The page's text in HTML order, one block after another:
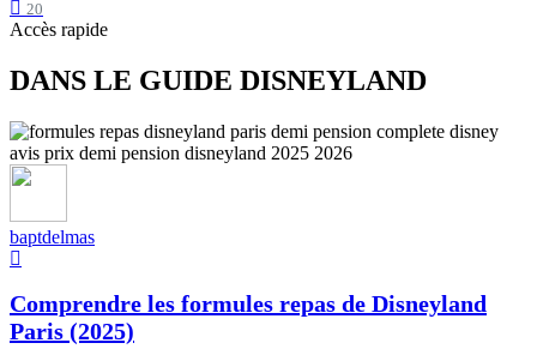
20
Accès rapide
DANS LE GUIDE DISNEYLAND
baptdelmas
Comprendre les formules repas de Disneyland
Paris (2025)